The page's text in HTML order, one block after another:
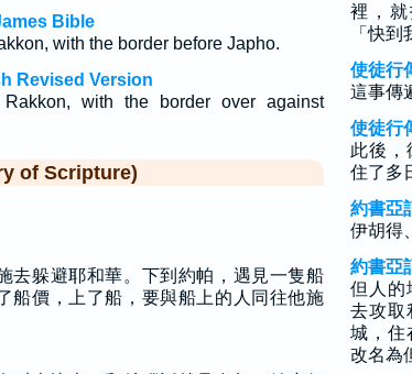
Bible
with the border before Japho.
Revised Version
with the border over against
of Scripture)
去躲避耶和華。下到約帕，遇見一隻船
船價，上了船，要與船上的人同往他施
裡，就
「快
使徒行
這事傳
使徒行
此後，
住了多
約書亞
伊胡得
約書亞
但人的
去攻取
城，住
改名為